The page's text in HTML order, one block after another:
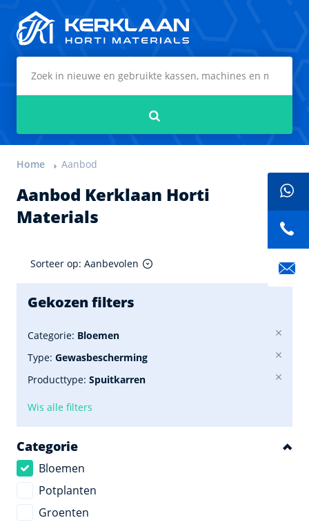
Home Aanbod
Aanbod Kerklaan Horti
Materials
Sorteer op: Aanbevolen
Gekozen filters
Categorie: Bloemen
Type: Gewasbescherming
Producttype: Spuitkarren
Wis alle filters
Categorie
Bloemen
Potplanten
Groenten